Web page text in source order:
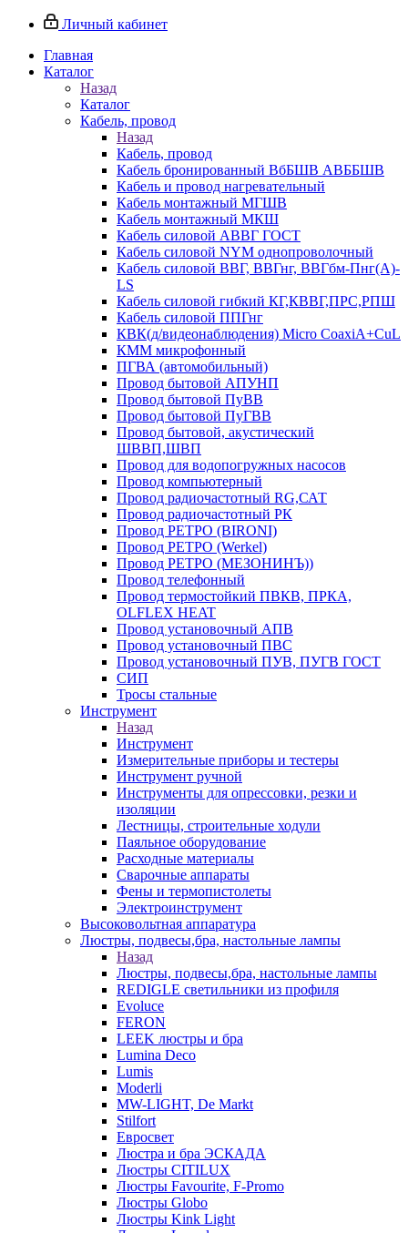
Личный кабинет
Главная
Каталог
Назад
Каталог
Кабель, провод
Назад
Кабель, провод
Кабель бронированный ВбБШВ АВББШВ
Кабель и провод нагревательный
Кабель монтажный МГШВ
Кабель монтажный МКШ
Кабель силовой АВВГ ГОСТ
Кабель силовой NYM однопроволочный
Кабель силовой ВВГ, ВВГнг, ВВГбм-Пнг(А)-
LS
Кабель силовой гибкий КГ,КВВГ,ПРС,РПШ
Кабель силовой ППГнг
КВК(д/видеонаблюдения) Micro CoaxiA+CuL
КММ микрофонный
ПГВА (автомобильный)
Провод бытовой АПУНП
Провод бытовой ПуВВ
Провод бытовой ПуГВВ
Провод бытовой, акустический
ШВВП,ШВП
Провод для водопогружных насосов
Провод компьютерный
Провод радиочастотный RG,САТ
Провод радиочастотный РК
Провод РЕТРО (BIRONI)
Провод РЕТРО (Werkel)
Провод РЕТРО (МЕЗОНИНЪ))
Провод телефонный
Провод термостойкий ПВКВ, ПРКА,
OLFLEX HEAT
Провод установочный АПВ
Провод установочный ПВС
Провод установочный ПУВ, ПУГВ ГОСТ
СИП
Тросы стальные
Инструмент
Назад
Инструмент
Измерительные приборы и тестеры
Инструмент ручной
Инструменты для опрессовки, резки и
изоляции
Лестницы, строительные ходули
Паяльное оборудование
Расходные материалы
Сварочные аппараты
Фены и термопистолеты
Электроинструмент
Высоковольтная аппаратура
Люстры, подвесы,бра, настольные лампы
Назад
Люстры, подвесы,бра, настольные лампы
REDIGLE светильники из профиля
Evoluce
FERON
LEEK люстры и бра
Lumina Deco
Lumis
Moderli
MW-LIGHT, De Markt
Stilfort
Евросвет
Люстра и бра ЭСКАДА
Люстры CITILUX
Люстры Favourite, F-Promo
Люстры Globo
Люстры Kink Light